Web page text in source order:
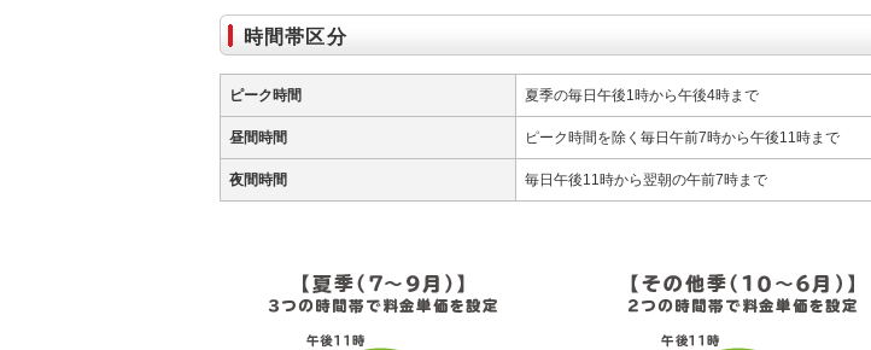
時間帯区分
ピーク時間 夏季の毎日午後1時から午後4時まで
昼間時間 ピーク時間を除く毎日午前7時から午後11時まで
夜間時間 毎日午後11時から翌朝の午前7時まで